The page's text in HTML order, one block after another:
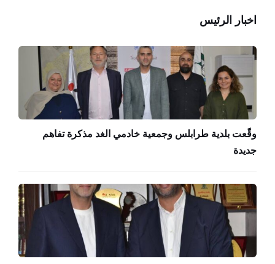
اخبار الرئيس
وقّعت بلدية طرابلس وجمعية خادمي الغد مذكرة تفاهم
جديدة